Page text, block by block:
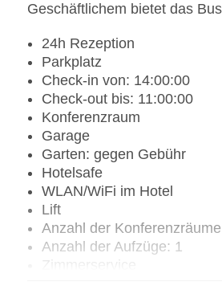
Geschäftlichem bietet das
24h Rezeption
Parkplatz
Check-in von: 14:00:00
Check-out bis: 11:00:00
Konferenzraum
Garage
Garten: gegen Gebühr
Hotelsafe
WLAN/WiFi im Hotel
Lift
Anzahl der
Anzahl der Aufzüge: 1